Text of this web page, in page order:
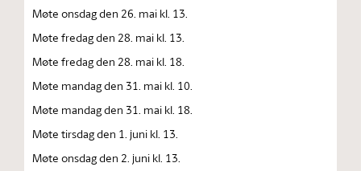
Møte onsdag den 26. mai kl. 13.
Møte fredag den 28. mai kl. 13.
Møte fredag den 28. mai kl. 18.
Møte mandag den 31. mai kl. 10.
Møte mandag den 31. mai kl. 18.
Møte tirsdag den 1. juni kl. 13.
Møte onsdag den 2. juni kl. 13.